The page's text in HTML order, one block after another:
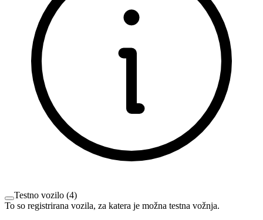
Testno vozilo (4)
To so registrirana vozila, za katera je možna testna vožnja.